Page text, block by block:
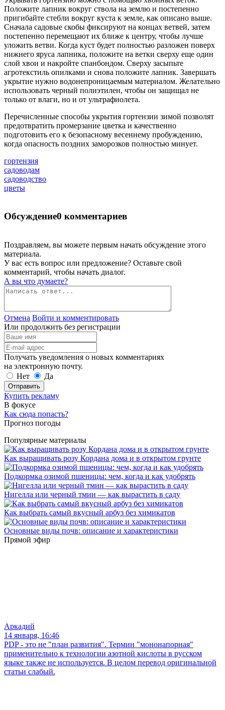
Положите лапник вокруг ствола на землю и постепенно
пригибайте стебли вокруг куста к земле, как описано выше.
Сначала садовые скобы фиксируют на концах ветвей, затем
постепенно перемещают их ближе к центру, чтобы лучше
уложить ветви. Когда куст будет полностью разложен поверх
нижнего яруса лапника, положите на ветки сверху еще один
слой хвои и накройте спанбондом. Сверху засыпьте
агротекстиль опилками и снова положите лапник. Завершать
укрытие нужно водонепроницаемым материалом. Желательно
использовать черный полиэтилен, чтобы он защищал не
только от влаги, но и от ультрафиолета.
Перечисленные способы укрытия гортензии зимой позволят
предотвратить промерзание цветка и качественно
подготовить его к безопасному весеннему пробуждению,
когда опасность поздних заморозков полностью минует.
гортензия
садоводам
садоводство
цветы
Обсуждение0 комментариев
Поздравляем, вы можете первым начать обсуждение этого
материала.
У вас есть вопрос или предложение? Оставьте свой
комментарий, чтобы начать диалог.
А вы что думаете?
Отмена Войти и комментировать
Или продолжить без регистрации
Получать уведомления о новых комментариях
на электронную почту.
Нет
Да
Отправить
Купить рекламу
В фокусе
Как сюда попасть?
Прогноз погоды
Популярные материалы
Как выращивать розу Кордана дома и в открытом грунте
Подкормка озимой пшеницы: чем, когда и как удобрять
Нигелла или черный тмин — как вырастить в саду
Как выбрать самый вкусный арбуз без химикатов
Основные виды почв: описание и характеристики
Прямой эфир
Аркадий
14 января, 16:46
PDP - это не "план развития". Термин "мононапорная"
применительно к технологии азотной кислоты в русском
языке также не используется. В целом перевод оригинальной
статьи слабый.